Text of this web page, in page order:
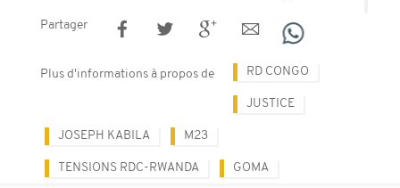
Partager
Plus d'informations à propos de RD CONGO
JUSTICE
JOSEPH KABILA M23
TENSIONS RDC-RWANDA GOMA